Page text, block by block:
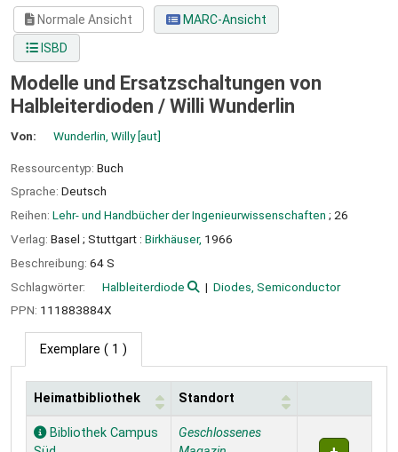
Normale Ansicht
MARC-Ansicht
ISBD
Modelle und Ersatzschaltungen von
Halbleiterdioden / Willi Wunderlin
Von: Wunderlin, Willy[aut]
Ressourcentyp: Buch
Sprache: Deutsch
Reihen: Lehr- und Handbücher der Ingenieurwissenschaften ; 26
Verlag: Basel ; Stuttgart : Birkhäuser, 1966
Beschreibung: 64 S
Schlagwörter:
Halbleiterdiode
Diodes, Semiconductor
PPN: 111883884X
Exemplare ( 1 )
Exemplare
Heimatbibliothek Standort
Bibliothek Campus
Geschlossenes